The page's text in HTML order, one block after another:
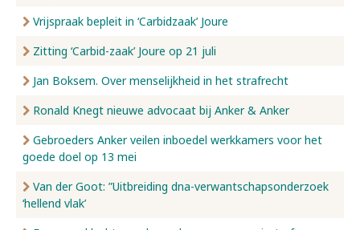
Vrijspraak bepleit in ‘Carbidzaak’ Joure
Zitting ‘Carbid-zaak’ Joure op 21 juli
Jan Boksem. Over menselijkheid in het strafrecht
Ronald Knegt nieuwe advocaat bij Anker & Anker
Gebroeders Anker veilen inboedel werkkamers voor het
goede doel op 13 mei
Van der Goot: ”Uitbreiding dna-verwantschapsonderzoek
‘hellend vlak’